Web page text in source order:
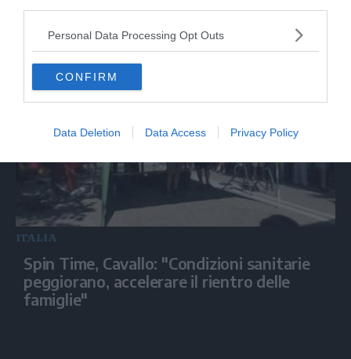
Personal Data Processing Opt Outs
CONFIRM
Data Deletion Data Access Privacy Policy
Terremoto Pisa, scossa 4.3 con epicentro
a 7 chilometri dalla città
ITALIA
Spin Time, Cavallo: "Condizioni sanitarie
peggiorano, accelerare il rientro delle
famiglie"